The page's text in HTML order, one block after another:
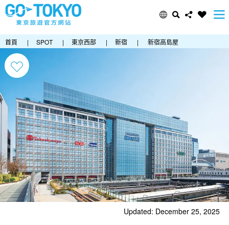
首頁 | SPOT | 東京西部 | 新宿 | 新宿高島屋
Updated: December 25, 2025